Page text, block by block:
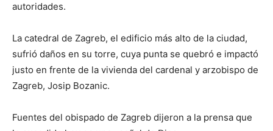
autoridades.
La catedral de Zagreb, el edificio más alto de la ciudad,
sufrió daños en su torre, cuya punta se quebró e impactó
justo en frente de la vivienda del cardenal y arzobispo de
Zagreb, Josip Bozanic.
Fuentes del obispado de Zagreb dijeron a la prensa que